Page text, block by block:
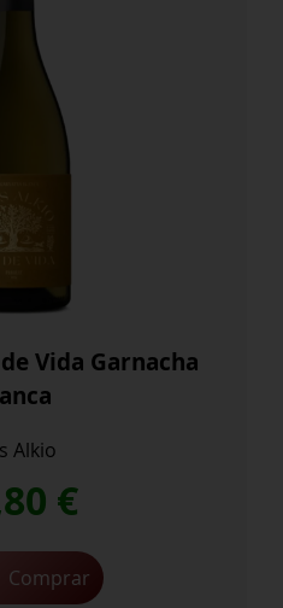
Vida Garnacha
Alkio
€
Comprar